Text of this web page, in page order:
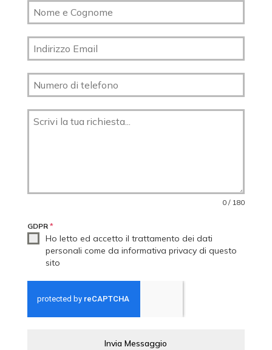
0 / 180
GDPR *
Ho letto ed accetto il trattamento dei dati
personali come da informativa privacy di questo
sito
Invia Messaggio